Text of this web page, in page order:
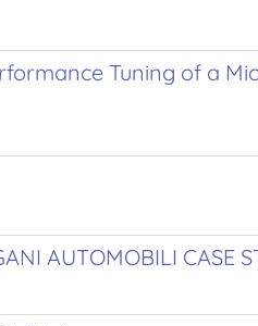
Tuning of a
AUTOMOBILI CASE